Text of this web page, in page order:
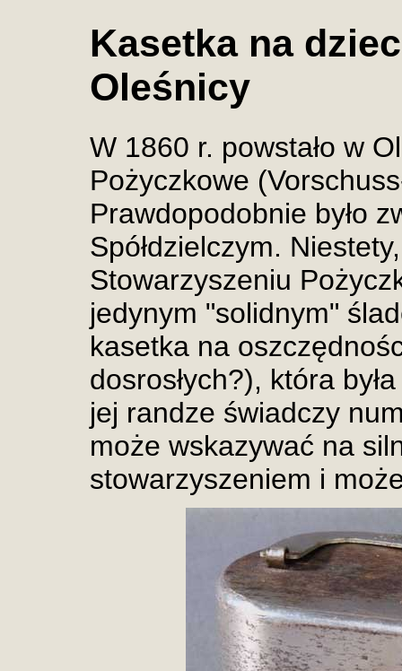
Kasetka na
Oleśnicy
W 1860 r. powstało w
Pożyczkowe
Prawdopodobnie było
Spółdzielczym.
Stowarzyszeniu
jedynym "solidnym"
kasetka na
dosrosłych?), która
jej randze świadczy
może wskazywać na
stowarzyszeniem i